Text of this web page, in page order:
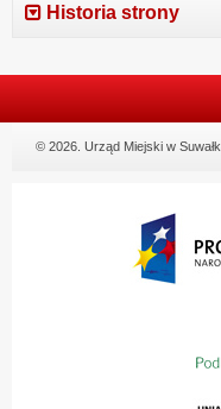
Historia strony
© 2026. Urząd Miejski w